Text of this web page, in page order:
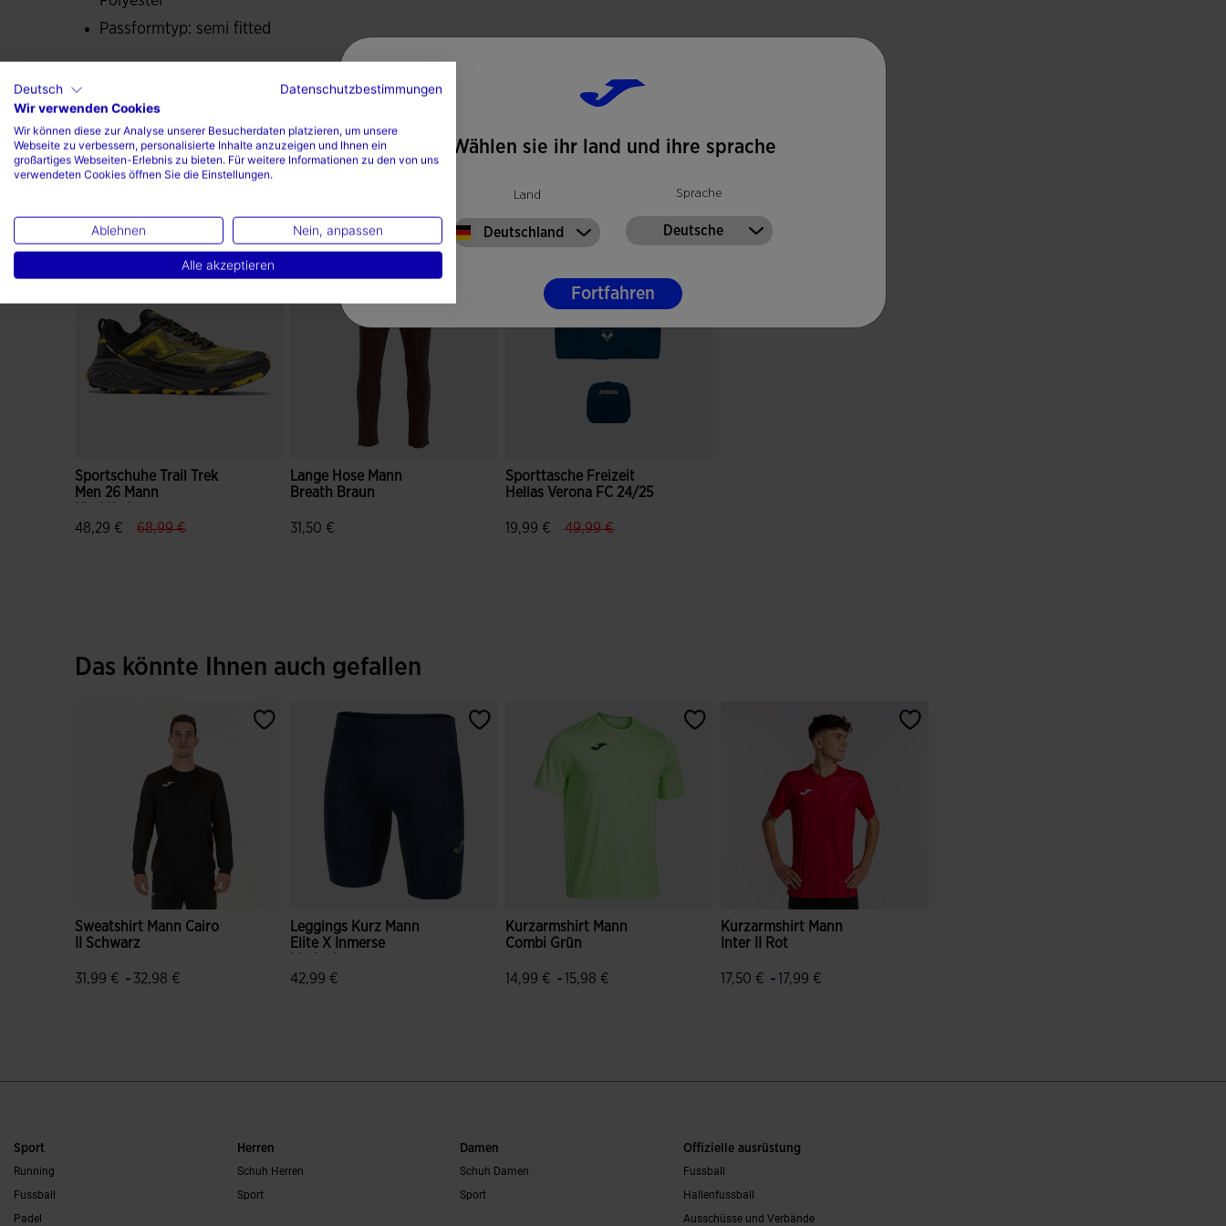
Passformtyp: semi fitted
Vervollständigen Sie den Look
Sportschuhe Trail Trek
Men 26 Mann
48,29 €
label.price.reduced.from
68,99 €label.price.to
Lange Hose Mann
Breath Braun
31,50 €
Sporttasche Freizeit
Hellas Verona FC 24/25
19,99 € label.price.reduced.from
49,99 €label.price.to
Das könnte Ihnen auch gefallen
Sweatshirt Mann Cairo
II Schwarz
31,99 € - 32,98 €
Leggings Kurz Mann
Elite X Inmerse
42,99 €
Kurzarmshirt Mann
Combi Grün
14,99 € -15,98 €
Kurzarmshirt Mann
Inter II Rot
17,50 € -17,99 €
Sport
Running
Fussball
Padel
Herren
Schuh Herren
Sport
Damen
Schuh Damen
Sport
Offizielle ausrüstung
Fussball
Hallenfussball
Ausschüsse und Verbände
Wählen sie ihr land und ihre sprache
Land
Deutschland
Sprache
Deutsche
Fortfahren
Deutsch
Datenschutzbestimmungen
Wir verwenden Cookies
Wir können diese zur Analyse unserer Besucherdaten platzieren, um unsere
Webseite zu verbessern, personalisierte Inhalte anzuzeigen und Ihnen ein
großartiges Webseiten-Erlebnis zu bieten. Für weitere Informationen zu den von uns
verwendeten Cookies öffnen Sie die Einstellungen.
Ablehnen Nein, anpassen
Alle akzeptieren